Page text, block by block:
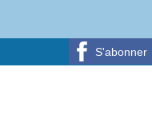
S'abonner